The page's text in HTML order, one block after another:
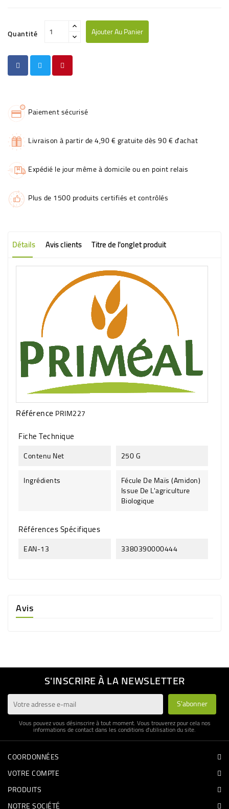
Quantité Ajouter Au Panier
Paiement sécurisé
Livraison à partir de 4,90 € gratuite dès 90 € d'achat
Expédié le jour même à domicile ou en point relais
Plus de 1500 produits certifiés et contrôlés
Détails Avis clients Titre de l'onglet produit
RéférencePRIM227
Fiche Technique
Contenu Net
250 G
Ingrédients
Fécule De Maïs (amidon)
Issue De L'agriculture
Biologique
Références Spécifiques
EAN-13 3380390000444
Avis
S'INSCRIRE À LA NEWSLETTER
Vous pouvez vous désinscrire à tout moment. Vous trouverez pour cela nos
informations de contact dans les conditions d'utilisation du site.
COORDONNÉES
VOTRE COMPTE
PRODUITS
NOTRE SOCIÉTÉ